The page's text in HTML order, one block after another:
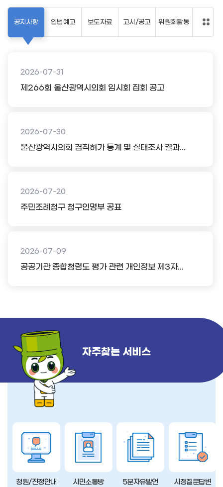
공지사항
2026-07-31
제266회 울산광역시의회 임시회 집회 공고
2026-07-30
울산광역시의회 겸직허가 통계 및 실태조사 결과...
2026-07-20
주민조례청구 청구인명부 공표
2026-07-09
공공기관 종합청렴도 평가 관련 개인정보 제3자...
입법예고 보도자료 고시/공고 위원회활동
자주찾는 서비스
청원/진정안내 시민소통방 5분자유발언 시정질문답변